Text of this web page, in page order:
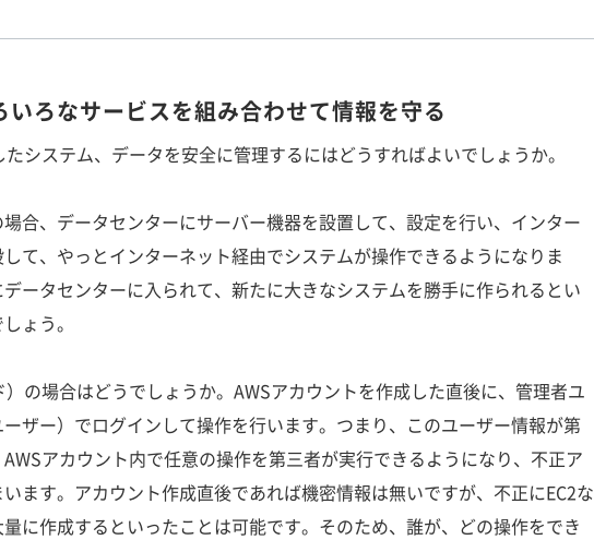
いろなサービスを組み合わせて情報を守る
システム、データを安全に管理するにはどうすればよいでしょうか。
合、データセンターにサーバー機器を設置して、設定を行い、インター
て、やっとインターネット経由でシステムが操作できるようになりま
ータセンターに入られて、新たに大きなシステムを勝手に作られるとい
ょう。
の場合はどうでしょうか。AWSアカウントを作成した直後に、管理者ユ
ザー）でログインして操作を行います。つまり、このユーザー情報が第
アカウント内で任意の操作を第三者が実行できるようになり、不正ア
ます。アカウント作成直後であれば機密情報は無いですが、不正にEC2な
に作成するといったことは可能です。そのため、誰が、どの操作をでき